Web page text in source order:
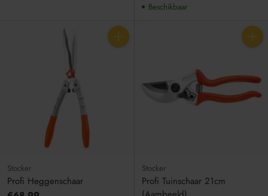
Beschikbaar
Aantal
Stocker
Profi Heggenschaar
Aantal
Stocker
Profi Tuinschaar 21cm